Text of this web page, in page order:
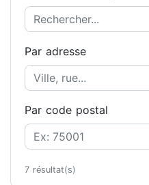
Par adresse
Par code postal
7 résultat(s)